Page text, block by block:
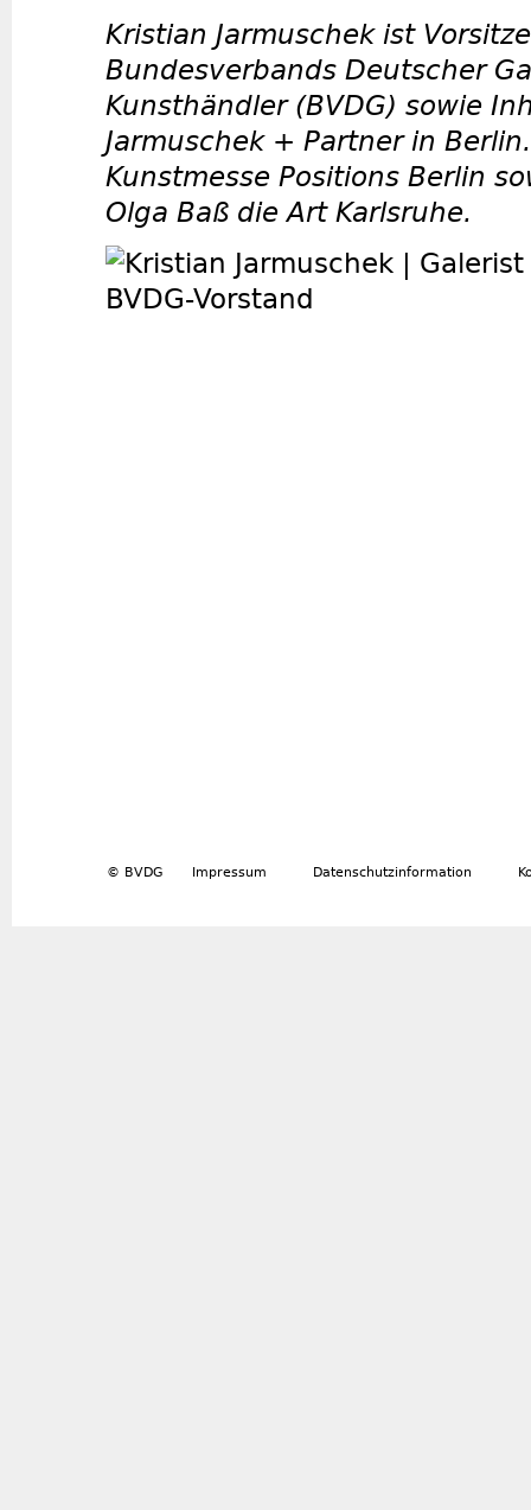
Kristian Jarmuschek ist
Bundesverbands Deutscher
Kunsthändler (BVDG) sowie
Jarmuschek + Partner in
Kunstmesse Positions Berlin
Olga Baß die Art Karlsruhe.
© BVDG Impressum Datenschutzinformation